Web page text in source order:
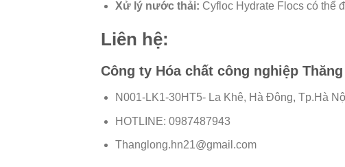
Xử lý nước thải: Cyfloc Hydrate Flocs có thể
Liên hệ:
Công ty Hóa chất công nghiệp
N001-LK1-30HT5- La Khê, Hà Đông, Tp.Hà
HOTLINE: 0987487943
Thanglong.hn21@gmail.com